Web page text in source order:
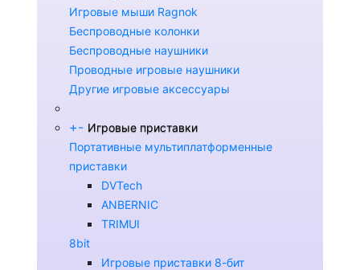
Игровые мыши Ragnok
Беспроводные колонки
Беспроводные наушники
Проводные игровые наушники
Другие игровые аксессуары
+- Игровые приставки
Портативные мультиплатформенные
приставки
DVTech
ANBERNIC
TRIMUI
8bit
Игровые приставки 8-бит